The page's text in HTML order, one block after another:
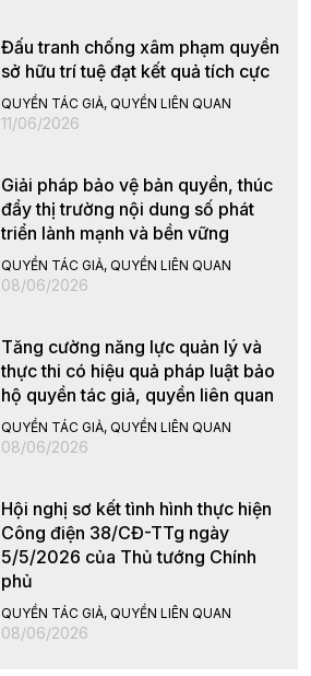
Đấu tranh chống xâm phạm quyền
sở hữu trí tuệ đạt kết quả tích cực
QUYỀN TÁC GIẢ, QUYỀN LIÊN QUAN
11/06/2026
Giải pháp bảo vệ bản quyền, thúc
đẩy thị trường nội dung số phát
triển lành mạnh và bền vững
QUYỀN TÁC GIẢ, QUYỀN LIÊN QUAN
08/06/2026
Tăng cường năng lực quản lý và
thực thi có hiệu quả pháp luật bảo
hộ quyền tác giả, quyền liên quan
QUYỀN TÁC GIẢ, QUYỀN LIÊN QUAN
08/06/2026
Hội nghị sơ kết tình hình thực hiện
Công điện 38/CĐ-TTg ngày
5/5/2026 của Thủ tướng Chính
phủ
QUYỀN TÁC GIẢ, QUYỀN LIÊN QUAN
08/06/2026